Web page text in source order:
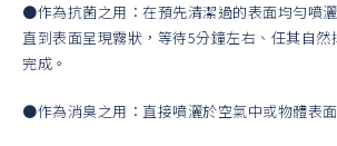
●作為抗菌之用：在預先清潔過的表面均勻噴
直到表面呈現霧狀，等待5分鐘左右、任其自然
完成。
●作為消臭之用：直接噴灑於空氣中或物體表面